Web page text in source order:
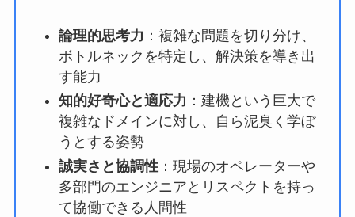
論理的思考力 ：複雑な問題を切り分け、
ボトルネックを特定し、解決策を導き出
す能力
知的好奇心と適応力 ：建機という巨大で
複雑なドメインに対し、自ら泥臭く学ぼ
うとする姿勢
誠実さと協調性：現場のオペレーターや
多部門のエンジニアとリスペクトを持っ
て協働できる人間性